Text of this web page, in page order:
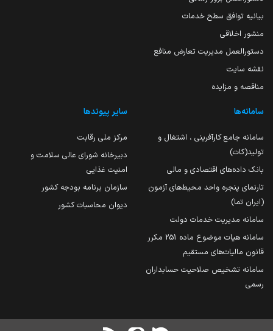
بیانیه توافق سطح خدمات
منشور اخلاقی
دستورالعمل مدیریت تعارض منافع
نقشه سایت
مناقصه و مزایده
سامانه‌ها
سامانه جامع کارآفرینی ، اشتغال و
تولید(کات)
بانک داده‌های اقتصادی و مالی
تارنمای پنجره واحد محیط‌های آزمون
(ایران تما)
سامانه مدیریت خدمات دولت
سامانه هیات موضوع ماده 251 مکرر
قانون مالیات‌های مستقیم
سامانه تشخیص صلاحیت حسابداران
رسمی
سایر پیوندها
مرکز ملی رقابت
دبیرخانه شورای عالی سلامت و
امنیت غذایی
سازمان برنامه بودجه کشور
دیوان محاسبات کشور